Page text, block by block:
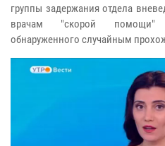
группы задержания отдела
врачам "скорой помощи"
обнаруженного случайным